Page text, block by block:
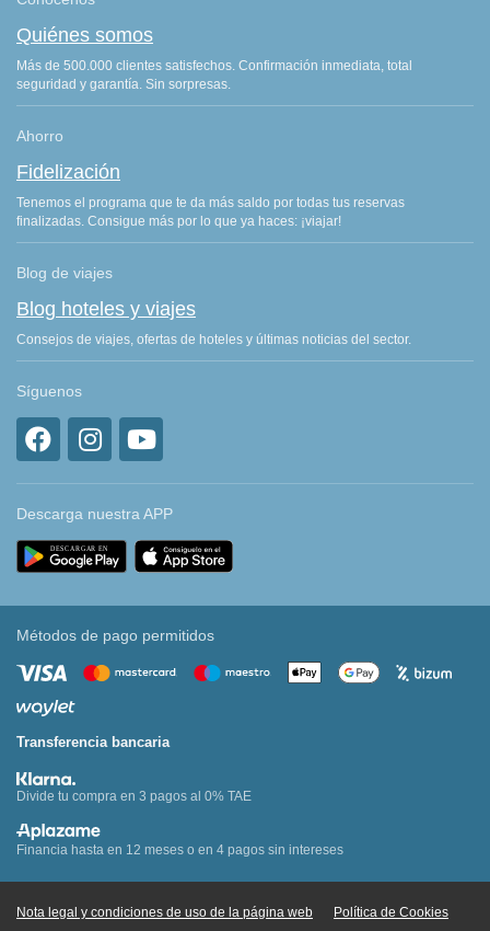
Quiénes somos
Más de 500.000 clientes satisfechos. Confirmación inmediata, total
seguridad y garantía. Sin sorpresas.
Ahorro
Fidelización
Tenemos el programa que te da más saldo por todas tus reservas
finalizadas. Consigue más por lo que ya haces: ¡viajar!
Blog de viajes
Blog hoteles y viajes
Consejos de viajes, ofertas de hoteles y últimas noticias del sector.
Síguenos
Descarga nuestra APP
Métodos de pago permitidos
Transferencia bancaria
Divide tu compra en 3 pagos al 0% TAE
Financia hasta en 12 meses o en 4 pagos sin intereses
Nota legal y condiciones de uso de la página web Política de Cookies